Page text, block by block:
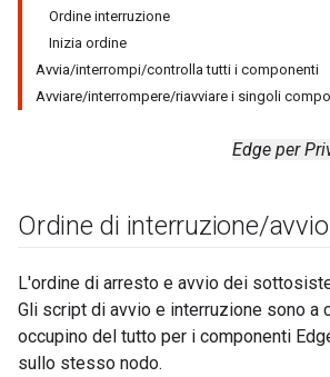
Ordine interruzione
Inizia ordine
Avvia/interrompi/controlla tutti i componenti
Avviare/interrompere/riavviare i singoli
Edge per
Ordine di interruzione/avvio
L'ordine di arresto e avvio dei
Gli script di avvio e interruzione sono a
occupino del tutto per i componenti
sullo stesso nodo.